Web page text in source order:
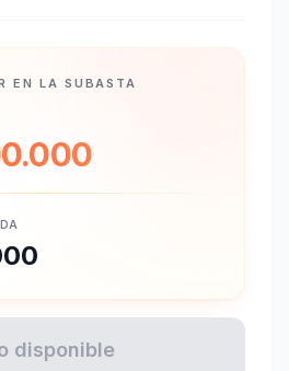
EN LA SUBASTA
disponible